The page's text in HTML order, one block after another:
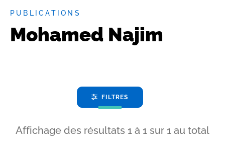
PUBLICATIONS
Mohamed Najim
FILTRES
Affichage des résultats 1 à 1 sur 1 au total